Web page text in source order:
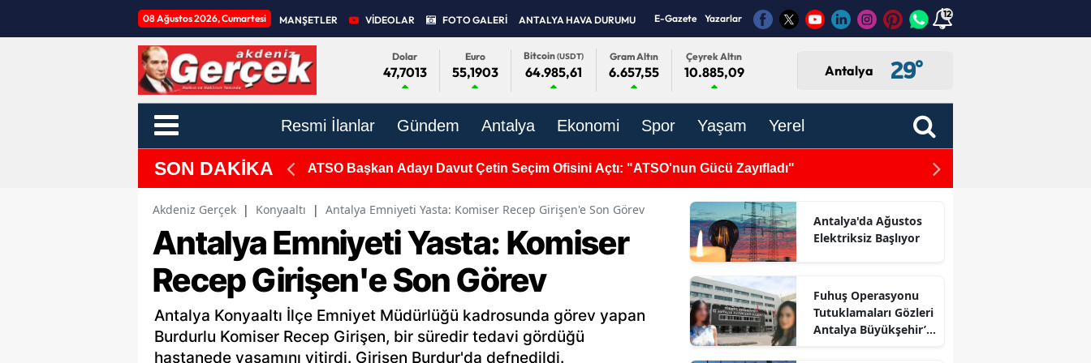
08 Ağustos 2026, Cumartesi MANŞETLER VİDEOLAR FOTO GALERİ ANTALYA HAVA DURUMU E-Gazete Yazarlar 12
Dolar
47,7013
Euro
55,1903
Bitcoin(USDT)
64.985,61
Gram Altın
6.657,55
Çeyrek Altın
10.885,09 Antalya 29°
Resmi İlanlar Gündem Antalya Ekonomi Spor Yaşam Yerel
SON DAKİKA
Gücü Zayıfladı" Muratpaşa'da Dengeler Değişti: 34 Üyenin 10’u Yeni Parti’de! Antalyaspor'a Yeni
Akdeniz Gerçek | Konyaaltı | Antalya Emniyeti Yasta: Komiser Recep Girişen'e Son Görev
Antalya Emniyeti Yasta: Komiser
Recep Girişen'e Son Görev
Antalya Konyaaltı İlçe Emniyet Müdürlüğü kadrosunda görev yapan
Burdurlu Komiser Recep Girişen, bir süredir tedavi gördüğü
hastanede yaşamını yitirdi. Girişen Burdur'da defnedildi.
Antalya'da Ağustos
Elektriksiz Başlıyor
Fuhuş Operasyonu
Tutuklamaları Gözleri
Antalya Büyükşehir’e